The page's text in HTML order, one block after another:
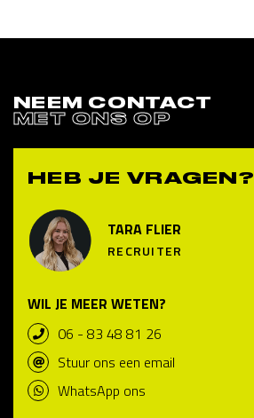
NEEM CONTACT
MET ONS OP
HEB JE VRAGEN?
TARA FLIER
RECRUITER
WIL JE MEER WETEN?
06 - 83 48 81 26
Stuur ons een email
WhatsApp ons